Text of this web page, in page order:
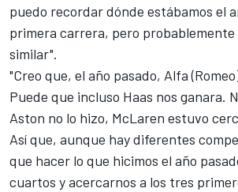
puedo recordar dónde estábamos el
primera carrera, pero probablemente
similar".
"Creo que, el año pasado, Alfa
Puede que incluso Haas nos ganara.
Aston no lo hizo, McLaren estuvo
Así que, aunque hay diferentes
que hacer lo que hicimos el año
cuartos y acercarnos a los tres